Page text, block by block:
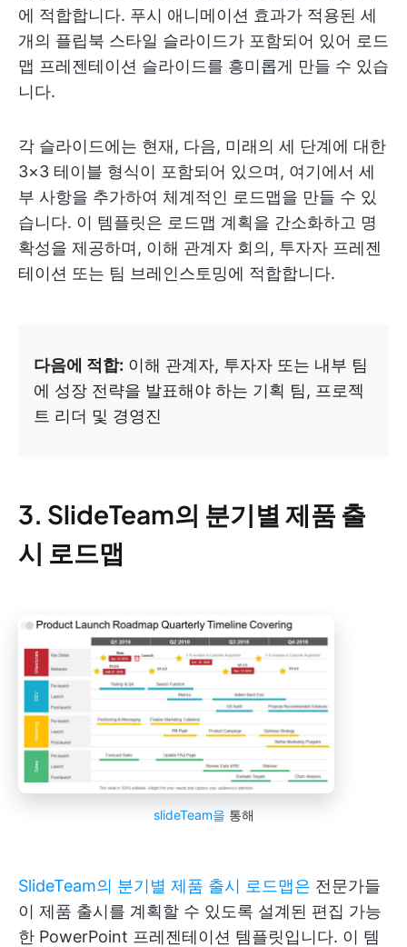
에 적합합니다. 푸시 애니메이션 효과가 적용된 세
개의 플립북 스타일 슬라이드가 포함되어 있어 로드
맵 프레젠테이션 슬라이드를 흥미롭게 만들 수 있습
니다.
각 슬라이드에는 현재, 다음, 미래의 세 단계에 대한
3×3 테이블 형식이 포함되어 있으며, 여기에서 세
부 사항을 추가하여 체계적인 로드맵을 만들 수 있
습니다. 이 템플릿은 로드맵 계획을 간소화하고 명
확성을 제공하며, 이해 관계자 회의, 투자자 프레젠
테이션 또는 팀 브레인스토밍에 적합합니다.
다음에 적합: 이해 관계자, 투자자 또는 내부 팀
에 성장 전략을 발표해야 하는 기획 팀, 프로젝
트 리더 및 경영진
3. SlideTeam의 분기별 제품 출
시 로드맵
slideTeam을 통해
SlideTeam의 분기별 제품 출시 로드맵은 전문가들
이 제품 출시를 계획할 수 있도록 설계된 편집 가능
한 PowerPoint 프레젠테이션 템플릿입니다. 이 템